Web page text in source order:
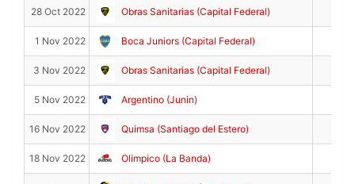
28 Oct 2022 Obras Sanitarias (Capital Federal)
1 Nov 2022 Boca Juniors (Capital Federal)
3 Nov 2022 Obras Sanitarias (Capital Federal)
5 Nov 2022 Argentino (Junin)
16 Nov 2022 Quimsa (Santiago del Estero)
18 Nov 2022 Olimpico (La Banda)